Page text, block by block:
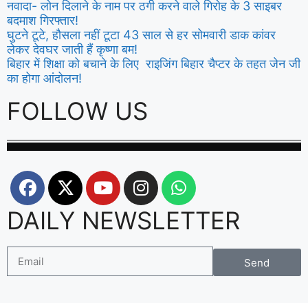
नवादा- लोन दिलाने के नाम पर ठगी करने वाले गिरोह के 3 साइबर
बदमाश गिरफ्तार!
घुटने टूटे, हौसला नहीं टूटा 43 साल से हर सोमवारी डाक कांवर
लेकर देवघर जाती हैं कृष्णा बम!
बिहार में शिक्षा को बचाने के लिए राइजिंग बिहार चैप्टर के तहत जेन जी
का होगा आंदोलन!
FOLLOW US
DAILY NEWSLETTER
Send